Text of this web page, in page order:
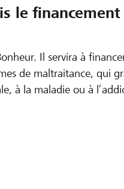
le financement
Il servira à
de maltraitance, qui
à la maladie ou à